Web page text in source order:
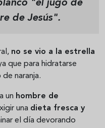
"el jugo de
de Jesús".
no se vio a la estrella
que para hidratarse
naranja.
un hombre de
una dieta fresca y
el día devorando